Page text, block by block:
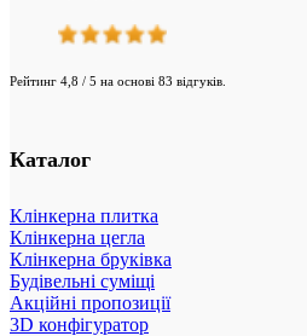
Рейтинг 4,8 / 5 на основі 83 відгуків.
Каталог
Клінкерна плитка
Клінкерна цегла
Клінкерна бруківка
Будівельні суміщі
Акційні пропозиції
3D конфігуратор